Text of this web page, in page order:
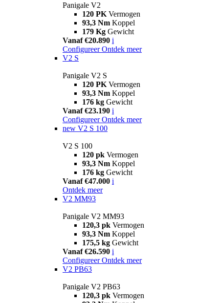
Panigale V2
120 PK Vermogen
93,3 Nm Koppel
179 Kg Gewicht
Vanaf €20.890 i
Configureer Ontdek meer
V2 S
Panigale V2 S
120 PK Vermogen
93,3 Nm Koppel
176 kg Gewicht
Vanaf €23.190 i
Configureer Ontdek meer
new V2 S 100
V2 S 100
120 pk Vermogen
93,3 Nm Koppel
176 kg Gewicht
Vanaf €47.000 i
Ontdek meer
V2 MM93
Panigale V2 MM93
120,3 pk Vermogen
93,3 Nm Koppel
175,5 kg Gewicht
Vanaf €26.590 i
Configureer Ontdek meer
V2 PB63
Panigale V2 PB63
120,3 pk Vermogen